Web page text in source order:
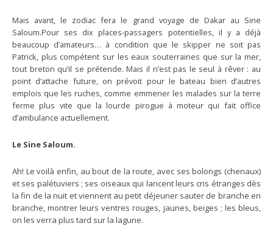
Mais avant, le zodiac fera le grand voyage de Dakar au Sine
Saloum.Pour ses dix places-passagers potentielles, il y a déjà
beaucoup d’amateurs… à condition que le skipper ne soit pas
Patrick, plus compétent sur les eaux souterraines que sur la mer,
tout breton qu’il se prétende. Mais il n’est pas le seul à rêver : au
point d’attache future, on prévoit pour le bateau bien d’autres
emplois que les ruches, comme emmener les malades sur la terre
ferme plus vite que la lourde pirogue à moteur qui fait office
d’ambulance actuellement.
Le Sine Saloum.
Ah! Le voilà enfin, au bout de la route, avec ses bolongs (chenaux)
et ses palétuviers ; ses oiseaux qui lancent leurs cris étranges dès
la fin de la nuit et viennent au petit déjeuner sauter de branche en
branche, montrer leurs ventres rouges, jaunes, beiges ; les bleus,
on les verra plus tard sur la lagune.